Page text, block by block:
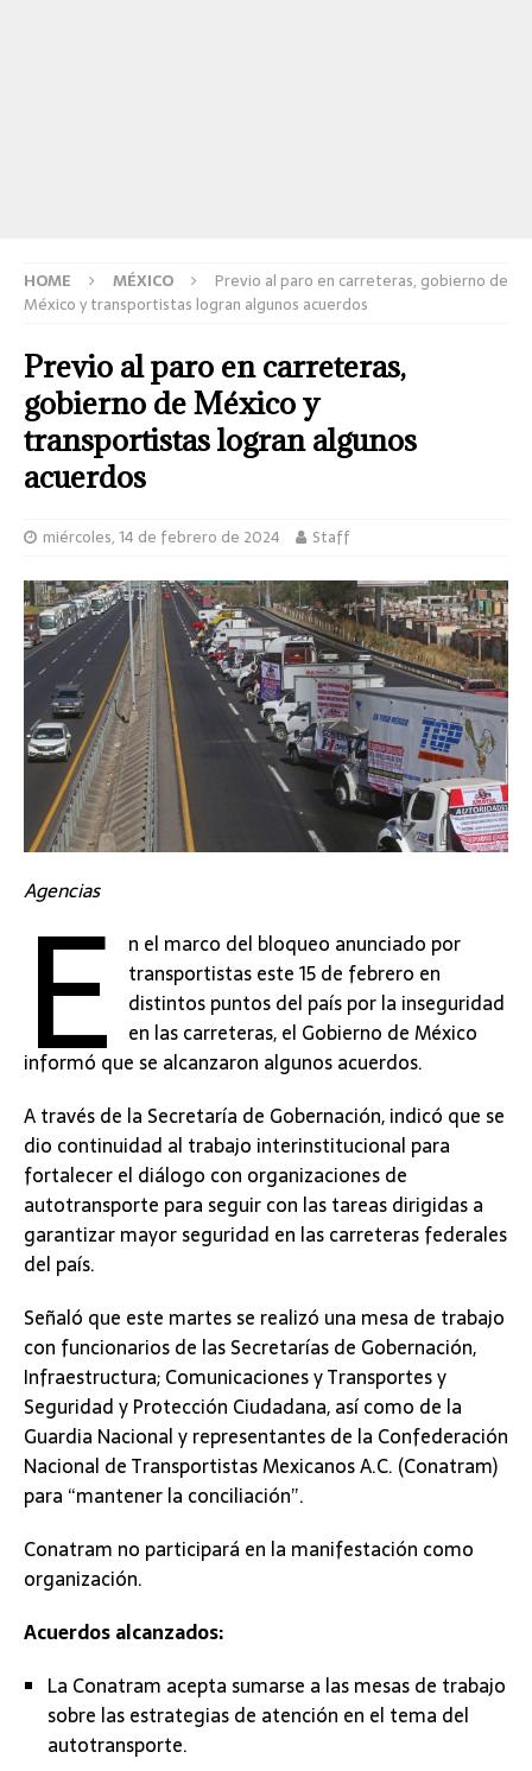
HOME MÉXICO
Previo al paro en carreteras, gobierno de
México y transportistas logran algunos acuerdos
Previo al paro en carreteras,
gobierno de México y
transportistas logran algunos
acuerdos
miércoles, 14 de febrero de 2024 Staff
Agencias
E n el marco del bloqueo anunciado por
transportistas este 15 de febrero en
distintos puntos del país por la inseguridad
en las carreteras, el Gobierno de México
informó que se alcanzaron algunos acuerdos.
A través de la Secretaría de Gobernación, indicó que se
dio continuidad al trabajo interinstitucional para
fortalecer el diálogo con organizaciones de
autotransporte para seguir con las tareas dirigidas a
garantizar mayor seguridad en las carreteras federales
del país.
Señaló que este martes se realizó una mesa de trabajo
con funcionarios de las Secretarías de Gobernación,
Infraestructura; Comunicaciones y Transportes y
Seguridad y Protección Ciudadana, así como de la
Guardia Nacional y representantes de la Confederación
Nacional de Transportistas Mexicanos A.C. (Conatram)
para “mantener la conciliación”.
Conatram no participará en la manifestación como
organización.
Acuerdos alcanzados:
La Conatram acepta sumarse a las mesas de trabajo
sobre las estrategias de atención en el tema del
autotransporte.